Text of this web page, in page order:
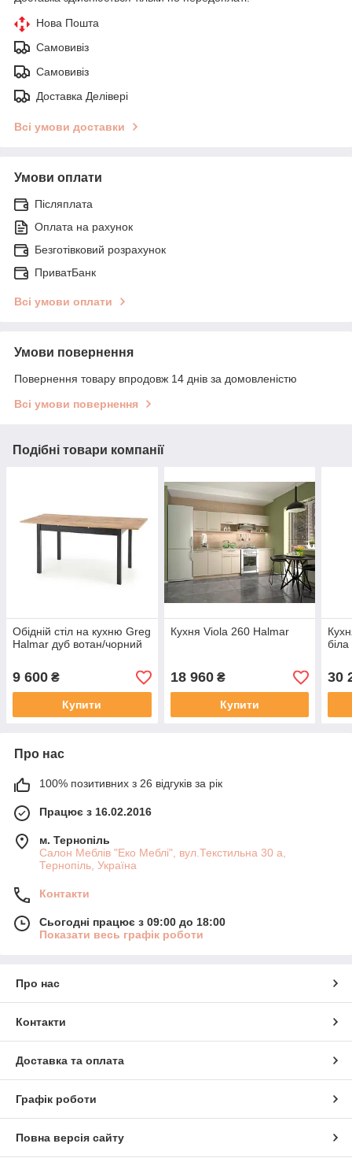
Нова Пошта
Самовивіз
Самовивіз
Доставка Делівері
Всі умови доставки
Умови оплати
Післяплата
Оплата на рахунок
Безготівковий розрахунок
ПриватБанк
Всі умови оплати
Умови повернення
Повернення товару впродовж 14 днів за домовленістю
Всі умови повернення
Подібні товари компанії
Обідній стіл на кухню Greg
Halmar дуб вотан/чорний
9 600 ₴
Купити
Кухня Viola 260 Halmar
18 960₴
Купити
біла
30
Про нас
100% позитивних з 26 відгуків за рік
Працює з 16.02.2016
м. Тернопіль
Салон Меблів "Еко Меблі", вул.Текстильна 30 а,
Тернопіль, Україна
Контакти
Сьогодні працює з 09:00 до 18:00
Показати весь графік роботи
Про нас
Контакти
Доставка та оплата
Графік роботи
Повна версія сайту